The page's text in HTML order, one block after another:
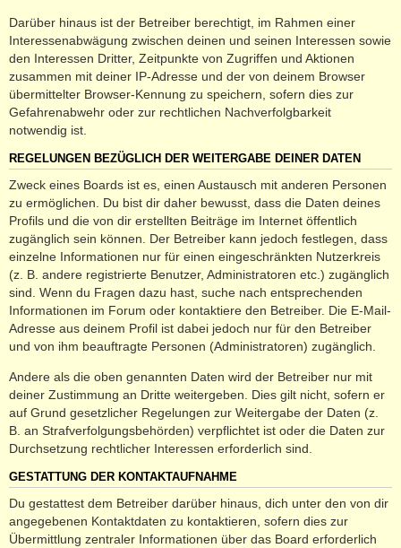
Darüber hinaus ist der Betreiber berechtigt, im Rahmen einer
Interessenabwägung zwischen deinen und seinen Interessen sowie
den Interessen Dritter, Zeitpunkte von Zugriffen und Aktionen
zusammen mit deiner IP-Adresse und der von deinem Browser
übermittelter Browser-Kennung zu speichern, sofern dies zur
Gefahrenabwehr oder zur rechtlichen Nachverfolgbarkeit
notwendig ist.
REGELUNGEN BEZÜGLICH DER WEITERGABE DEINER DATEN
Zweck eines Boards ist es, einen Austausch mit anderen Personen
zu ermöglichen. Du bist dir daher bewusst, dass die Daten deines
Profils und die von dir erstellten Beiträge im Internet öffentlich
zugänglich sein können. Der Betreiber kann jedoch festlegen, dass
einzelne Informationen nur für einen eingeschränkten Nutzerkreis
(z. B. andere registrierte Benutzer, Administratoren etc.) zugänglich
sind. Wenn du Fragen dazu hast, suche nach entsprechenden
Informationen im Forum oder kontaktiere den Betreiber. Die E-Mail-
Adresse aus deinem Profil ist dabei jedoch nur für den Betreiber
und von ihm beauftragte Personen (Administratoren) zugänglich.
Andere als die oben genannten Daten wird der Betreiber nur mit
deiner Zustimmung an Dritte weitergeben. Dies gilt nicht, sofern er
auf Grund gesetzlicher Regelungen zur Weitergabe der Daten (z.
B. an Strafverfolgungsbehörden) verpflichtet ist oder die Daten zur
Durchsetzung rechtlicher Interessen erforderlich sind.
GESTATTUNG DER KONTAKTAUFNAHME
Du gestattest dem Betreiber darüber hinaus, dich unter den von dir
angegebenen Kontaktdaten zu kontaktieren, sofern dies zur
Übermittlung zentraler Informationen über das Board erforderlich